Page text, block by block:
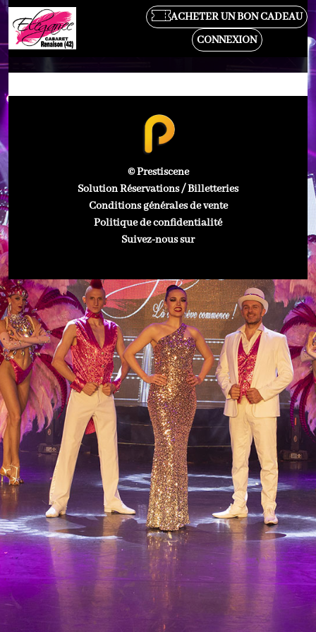
ACHETER UN BON CADEAU
CONNEXION
© Prestiscene
Solution Réservations / Billetteries
Conditions générales de vente
Politique de confidentialité
Suivez-nous sur